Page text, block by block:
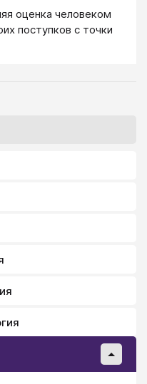
оценка человеком
поступков с точки